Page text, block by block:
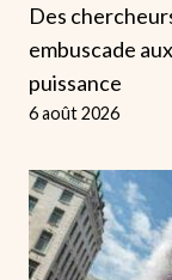
Des
embuscade
puissance
6 août 2026